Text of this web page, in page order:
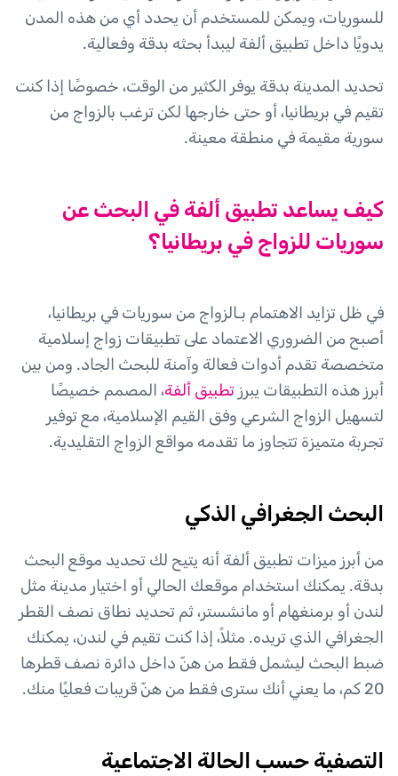
للسوريات، ويمكن للمستخدم أن يحدد أي من هذه المدن
يدويًا داخل تطبيق ألفة ليبدأ بحثه بدقة وفعالية.
تحديد المدينة بدقة يوفر الكثير من الوقت، خصوصًا إذا كنت
تقيم في بريطانيا، أو حتى خارجها لكن ترغب بالزواج من
سورية مقيمة في منطقة معينة.
كيف يساعد تطبيق ألفة في البحث عن
سوريات للزواج في بريطانيا؟
في ظل تزايد الاهتمام بـالزواج من سوريات في بريطانيا،
أصبح من الضروري الاعتماد على تطبيقات زواج إسلامية
متخصصة تقدم أدوات فعالة وآمنة للبحث الجاد. ومن بين
أبرز هذه التطبيقات يبرز تطبيق ألفة، المصمم خصيصًا
لتسهيل الزواج الشرعي وفق القيم الإسلامية، مع توفير
تجربة متميزة تتجاوز ما تقدمه مواقع الزواج التقليدية.
البحث الجغرافي الذكي
من أبرز ميزات تطبيق ألفة أنه يتيح لك تحديد موقع البحث
بدقة. يمكنك استخدام موقعك الحالي أو اختيار مدينة مثل
لندن أو برمنغهام أو مانشستر، ثم تحديد نطاق نصف القطر
الجغرافي الذي تريده. مثلاً، إذا كنت تقيم في لندن، يمكنك
ضبط البحث ليشمل فقط من هنّ داخل دائرة نصف قطرها
20 كم، ما يعني أنك سترى فقط من هنّ قريبات فعليًا منك.
التصفية حسب الحالة الاجتماعية